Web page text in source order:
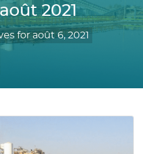
2021
for août 6, 2021